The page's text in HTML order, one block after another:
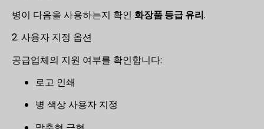
병이 다음을 사용하는지 확인 화장품 등급 유리.
2. 사용자 지정 옵션
공급업체의 지원 여부를 확인합니다:
로고 인쇄
병 색상 사용자 지정